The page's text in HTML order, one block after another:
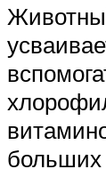
больших